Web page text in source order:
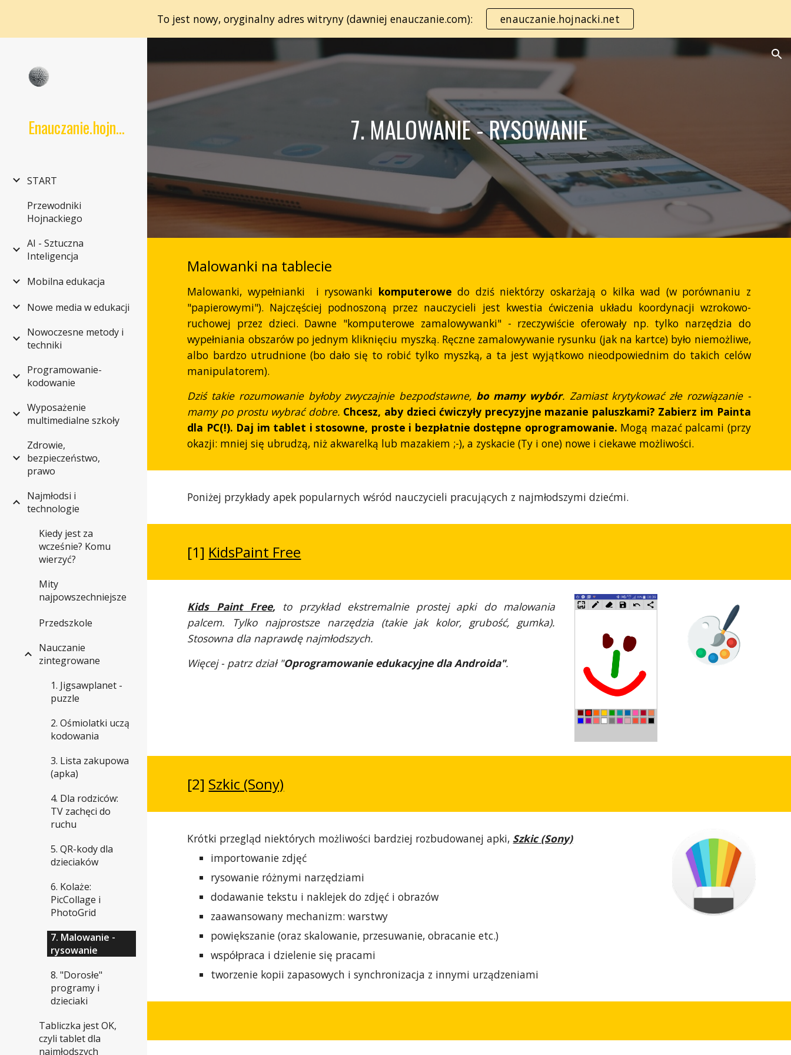
Skip to main content Skip to navigation
To jest nowy, oryginalny adres witryny (dawniej enauczanie.com): enauczanie.hojnacki.net
Enauczanie.hojnacki.net
START
Przewodniki
Hojnackiego
AI - Sztuczna
Inteligencja
Mobilna edukacja
Nowe media w edukacji
Nowoczesne metody i
techniki
Programowanie-
kodowanie
Wyposażenie
multimedialne szkoły
Zdrowie,
bezpieczeństwo,
prawo
Najmłodsi i
technologie
Kiedy jest za
wcześnie? Komu
wierzyć?
Mity
najpowszechniejsze
Przedszkole
Nauczanie
zintegrowane
1. Jigsawplanet -
puzzle
2. Ośmiolatki uczą
kodowania
3. Lista zakupowa
(apka)
4. Dla rodziców:
TV zachęci do
ruchu
5. QR-kody dla
dzieciaków
6. Kolaże:
PicCollage i
PhotoGrid
7. Malowanie -
rysowanie
8. "Dorosłe"
programy i
dzieciaki
Tabliczka jest OK,
czyli tablet dla
najmłodszych
7. MALOWANIE - RYSOWANIE
Malowanki na tablecie
Malowanki, wypełnianki i rysowanki komputerowe do dziś niektórzy oskarżają o kilka wad (w porównaniu z
"papierowymi"). Najczęściej podnoszoną przez nauczycieli jest kwestia ćwiczenia układu koordynacji wzrokowo-
ruchowej przez dzieci. Dawne "komputerowe zamalowywanki" - rzeczywiście oferowały np. tylko narzędzia do
wypełniania obszarów po jednym kliknięciu myszką. Ręczne zamalowywanie rysunku (jak na kartce) było niemożliwe,
albo bardzo utrudnione (bo dało się to robić tylko myszką, a ta jest wyjątkowo nieodpowiednim do takich celów
manipulatorem).
Dziś takie rozumowanie byłoby zwyczajnie bezpodstawne, bo mamy wybór. Zamiast krytykować złe rozwiązanie -
mamy po prostu wybrać dobre. Chcesz, aby dzieci ćwiczyły precyzyjne mazanie paluszkami? Zabierz im Painta
dla PC(!). Daj im tablet i stosowne, proste i bezpłatnie dostępne oprogramowanie. Mogą mazać palcami (przy
okazji: mniej się ubrudzą, niż akwarelką lub mazakiem ;-), a zyskacie (Ty i one) nowe i ciekawe możliwości.
Poniżej przykłady apek popularnych wśród nauczycieli pracujących z najmłodszymi dziećmi.
[1] KidsPaint Free
Kids Paint Free, to przykład ekstremalnie prostej apki do malowania
palcem. Tylko najprostsze narzędzia (takie jak kolor, grubość, gumka).
Stosowna dla naprawdę najmłodszych.
Więcej - patrz dział "Oprogramowanie edukacyjne dla Androida".
[2] Szkic (Sony)
Krótki przegląd niektórych możliwości bardziej rozbudowanej apki, Szkic (Sony)
importowanie zdjęć
rysowanie różnymi narzędziami
dodawanie tekstu i naklejek do zdjęć i obrazów
zaawansowany mechanizm: warstwy
powiększanie (oraz skalowanie, przesuwanie, obracanie etc.)
współpraca i dzielenie się pracami
tworzenie kopii zapasowych i synchronizacja z innymi urządzeniami